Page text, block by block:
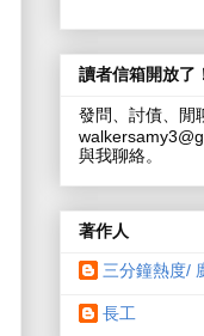
讀者信箱開放了
發問、討債、閒
與我聊絡。
著作人
三分鐘熱度/
長工